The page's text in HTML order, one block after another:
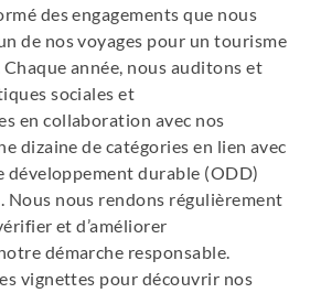
des engagements que nous
de nos voyages pour un tourisme
année, nous auditons et
sociales et
en collaboration avec nos
dizaine de catégories en lien avec
développement durable (ODD)
Nous nous rendons régulièrement
et d’améliorer
démarche responsable.
vignettes pour découvrir nos